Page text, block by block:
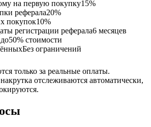
на первую покупку15%
реферала20%
покупок10%
регистрации реферала6 месяцев
50% стоимости
Без ограничений
только за реальные оплаты.
отслеживаются автоматически,